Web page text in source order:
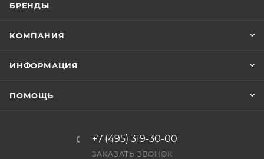
приходит письмо только для подтверждения, что
счете после проверки товара на наличие на складе.
оплата выставленного счета.
БРЕНДЫ
КОМПАНИЯ
ИНФОРМАЦИЯ
ПОМОЩЬ
+7 (495) 319-30-00
ЗАКАЗАТЬ ЗВОНОК